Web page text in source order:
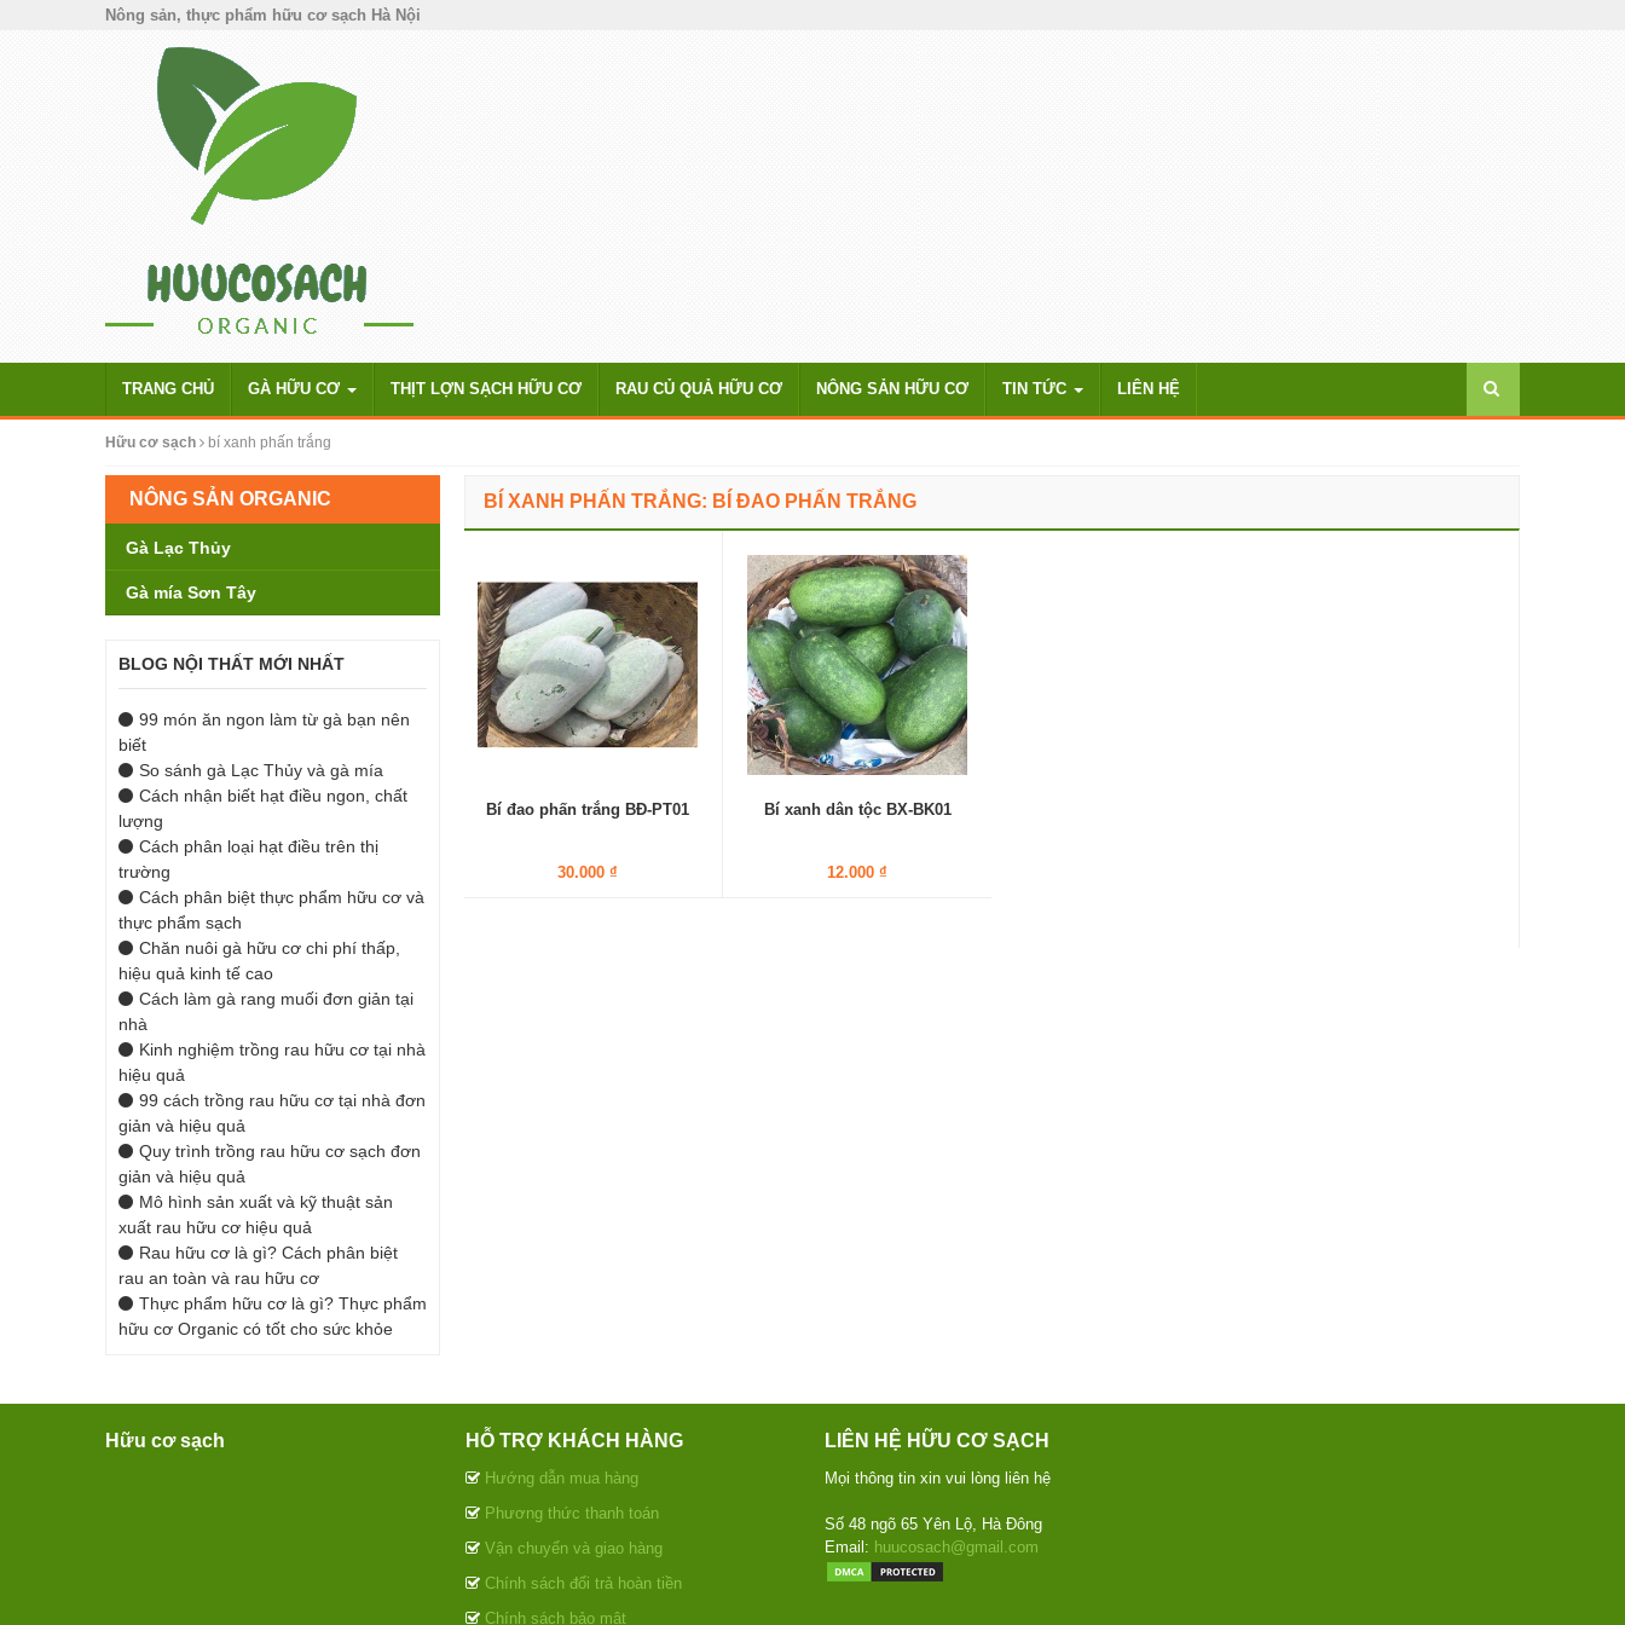
Nông sản, thực phẩm hữu cơ sạch Hà Nội
TRANG CHỦ GÀ HỮU CƠ THỊT LỢN SẠCH HỮU CƠ RAU CỦ QUẢ HỮU CƠ NÔNG SẢN HỮU CƠ TIN TỨC LIÊN HỆ
Hữu cơ sạch bí xanh phấn trắng
BÍ XANH PHẤN TRẮNG: BÍ ĐAO PHẤN TRẮNG
Bí đao phấn trắng BĐ-PT01
30.000 ₫
Bí xanh dân tộc BX-BK01
12.000 ₫
NÔNG SẢN ORGANIC
Gà Lạc Thủy
Gà mía Sơn Tây
BLOG NỘI THẤT MỚI NHẤT
99 món ăn ngon làm từ gà bạn nên
biết
So sánh gà Lạc Thủy và gà mía
Cách nhận biết hạt điều ngon, chất
lượng
Cách phân loại hạt điều trên thị
trường
Cách phân biệt thực phẩm hữu cơ và
thực phẩm sạch
Chăn nuôi gà hữu cơ chi phí thấp,
hiệu quả kinh tế cao
Cách làm gà rang muối đơn giản tại
nhà
Kinh nghiệm trồng rau hữu cơ tại nhà
hiệu quả
99 cách trồng rau hữu cơ tại nhà đơn
giản và hiệu quả
Quy trình trồng rau hữu cơ sạch đơn
giản và hiệu quả
Mô hình sản xuất và kỹ thuật sản
xuất rau hữu cơ hiệu quả
Rau hữu cơ là gì? Cách phân biệt
rau an toàn và rau hữu cơ
Thực phẩm hữu cơ là gì? Thực phẩm
hữu cơ Organic có tốt cho sức khỏe
Hữu cơ sạch HỖ TRỢ KHÁCH HÀNG
Hướng dẫn mua hàng
Phương thức thanh toán
Vận chuyển và giao hàng
Chính sách đổi trả hoàn tiền
Chính sách bảo mật
LIÊN HỆ HỮU CƠ SẠCH
Mọi thông tin xin vui lòng liên hệ
Số 48 ngõ 65 Yên Lộ, Hà Đông
Email: huucosach@gmail.com